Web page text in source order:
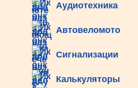
Аудиотехника
Автовеломото
Сигнализации
Калькуляторы